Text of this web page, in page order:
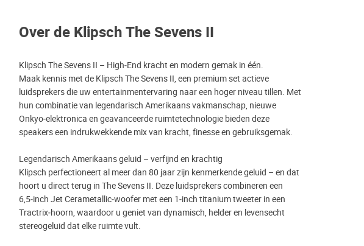
Over de Klipsch The Sevens II
Klipsch The Sevens II – High‑End kracht en modern gemak in één.
Maak kennis met de Klipsch The Sevens II, een premium set actieve
luidsprekers die uw entertainmentervaring naar een hoger niveau tillen. Met
hun combinatie van legendarisch Amerikaans vakmanschap, nieuwe
Onkyo‑elektronica en geavanceerde ruimtetechnologie bieden deze
speakers een indrukwekkende mix van kracht, finesse en gebruiksgemak.
Legendarisch Amerikaans geluid – verfijnd en krachtig
Klipsch perfectioneert al meer dan 80 jaar zijn kenmerkende geluid – en dat
hoort u direct terug in The Sevens II. Deze luidsprekers combineren een
6,5‑inch Jet Cerametallic‑woofer met een 1‑inch titanium tweeter in een
Tractrix‑hoorn, waardoor u geniet van dynamisch, helder en levensecht
stereogeluid dat elke ruimte vult.